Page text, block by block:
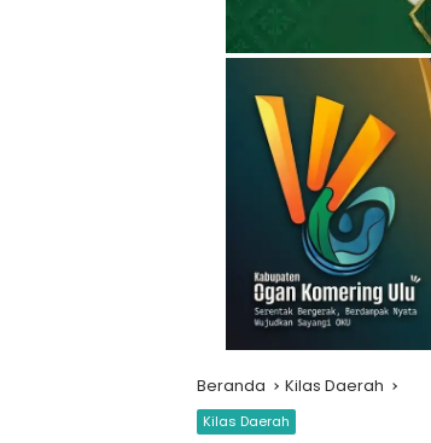
Beranda Kilas Daerah
Kilas Daerah